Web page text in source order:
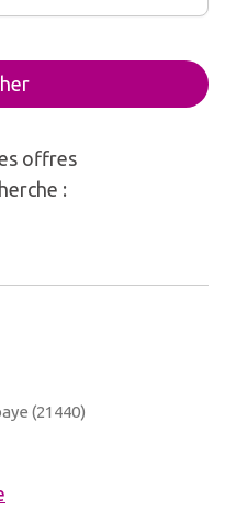
offres
:
(21440)